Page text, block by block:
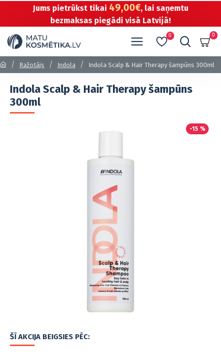
Jums pietrūkst tikai 49,00€, lai saņemtu
bezmaksas piegādi visā Latvijā!
0 0
Ražotājs Indola Indola Scalp & Hair Therapy šampūns 300ml
Indola Scalp & Hair Therapy šampūns
300ml
-15 %
ŠĪ AKCIJA BEIGSIES PĒC: